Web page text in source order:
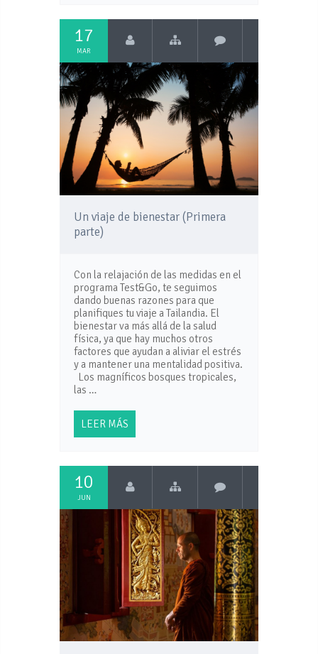
17
MAR
Un viaje de bienestar (Primera
parte)
Con la relajación de las medidas en el
programa Test&Go, te seguimos
dando buenas razones para que
planifiques tu viaje a Tailandia. El
bienestar va más allá de la salud
física, ya que hay muchos otros
factores que ayudan a aliviar el estrés
y a mantener una mentalidad positiva.
Los magníficos bosques tropicales,
las …
LEER MÁS
10
JUN